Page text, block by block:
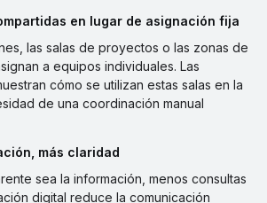
en lugar de asignación fija
las salas de proyectos o las zonas de
a equipos individuales. Las
cómo se utilizan estas salas en la
de una coordinación manual
más claridad
sea la información, menos consultas
digital reduce la comunicación